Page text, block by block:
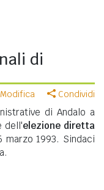
di
Modifica Condividi
di Andalo a
dell'elezione diretta
marzo 1993. Sindaci